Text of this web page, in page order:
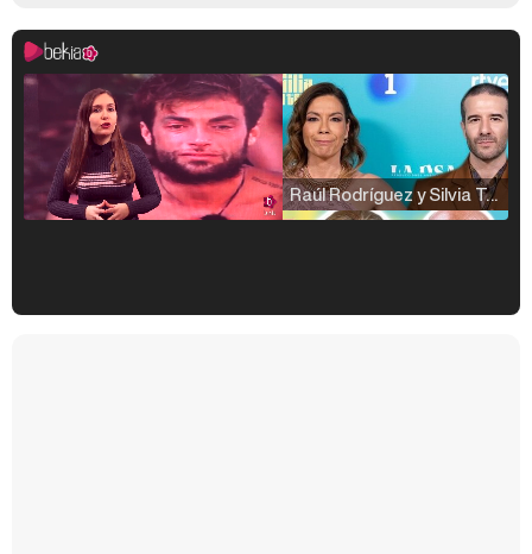
Raúl Rodríguez y Silvia Taulés nos cuentan su papel en 'La familia de la tele'